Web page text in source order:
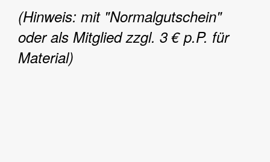
(Hinweis: mit "Normalgutschein"
oder als Mitglied zzgl. 3 € p.P. für
Material)